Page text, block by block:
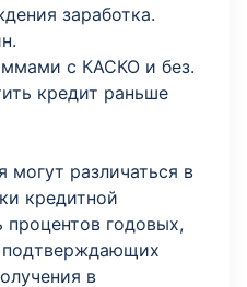
заработка.
с КАСКО и без.
кредит раньше
могут различаться в
кредитной
годовых,
подтверждающих
в